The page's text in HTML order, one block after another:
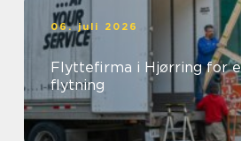
06. juli 2026
Flyttefirma i Hjørring for
flytning